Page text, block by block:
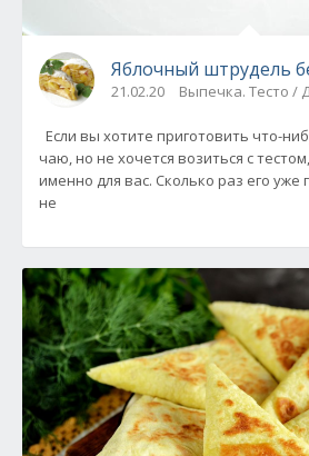
Яблочный штрудель
21.02.20 Выпечка. Тесто /
Если вы хотите приготовить что-
чаю, но не хочется возиться с
именно для вас. Сколько раз его уже
не